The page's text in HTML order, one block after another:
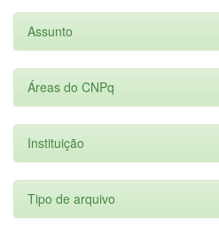
Assunto
Áreas do CNPq
Instituição
Tipo de arquivo